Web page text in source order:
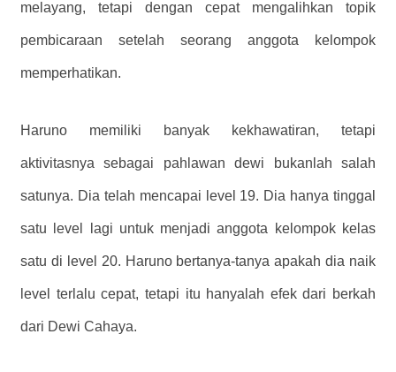
melayang, tetapi dengan cepat mengalihkan topik
pembicaraan setelah seorang anggota kelompok
memperhatikan.
Haruno memiliki banyak kekhawatiran, tetapi
aktivitasnya sebagai pahlawan dewi bukanlah salah
satunya. Dia telah mencapai level 19. Dia hanya tinggal
satu level lagi untuk menjadi anggota kelompok kelas
satu di level 20. Haruno bertanya-tanya apakah dia naik
level terlalu cepat, tetapi itu hanyalah efek dari berkah
dari Dewi Cahaya.